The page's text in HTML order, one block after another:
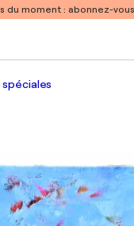
du moment : abonnez-